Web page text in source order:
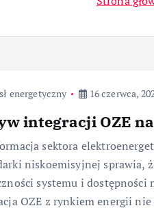
energetyczny 16 czerwca,
integracji OZE
sektora
niskoemisyjnej sprawia,
systemu i dostępności
OZE z rynkiem energii